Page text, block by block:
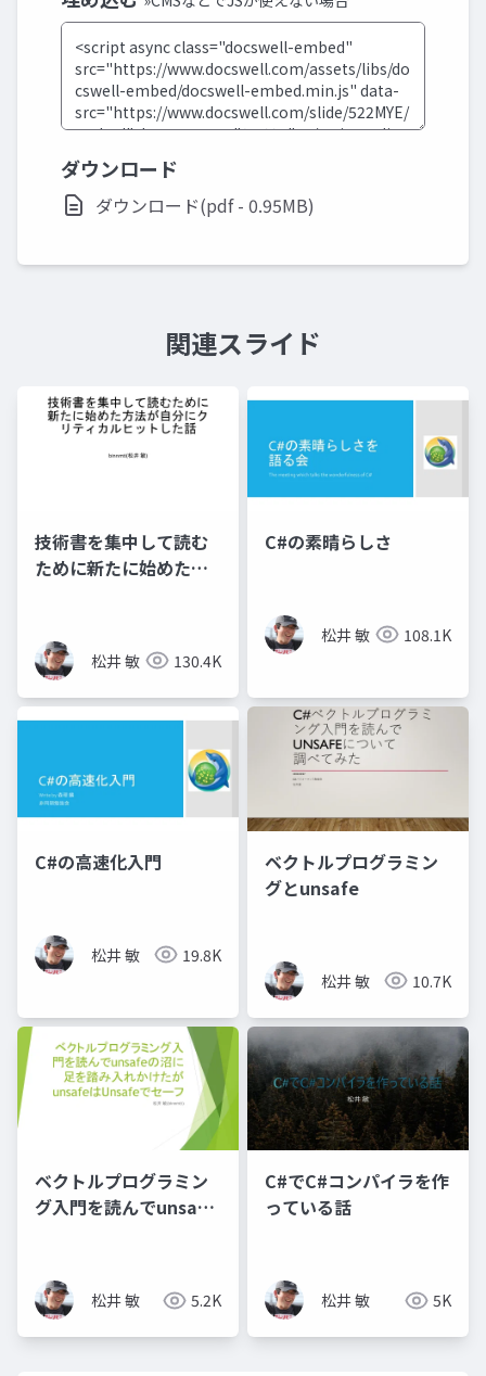
ダウンロード
ダウンロード(pdf - 0.95MB)
関連スライド
技術書を集中して読む
ために新たに始めた方
松井 敏 130.4K
C#の素晴らしさ
松井 敏 108.1K
C#の高速化入門
松井 敏 19.8K
ベクトルプログラミン
グとunsafe
松井 敏 10.7K
ベクトルプログラミン
グ入門を読んでunsafe
Unsafeでセーフ_
松井 敏 5.2K
C#でC#コンパイラを作
っている話
松井 敏 5K